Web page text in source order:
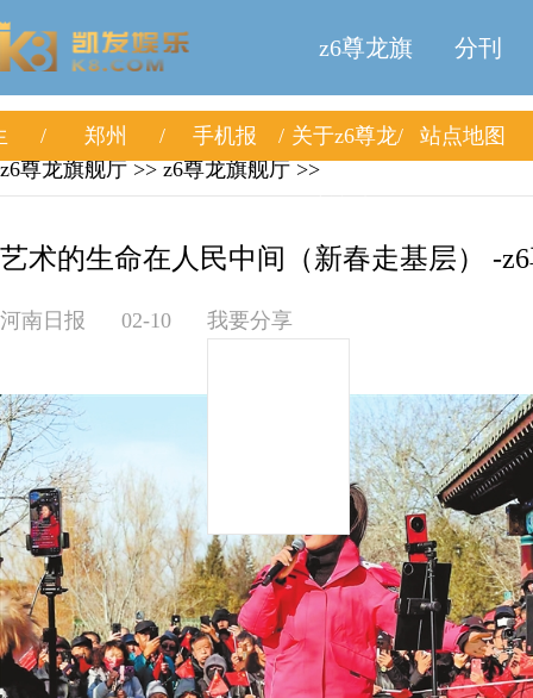
z6尊龙旗
舰厅
分刊
郑州 手机报 关于z6尊龙
站点地图
z6尊龙旗舰厅 >> z6尊龙旗舰厅 >>
艺术的生命在人民中间（新春走基层） -
河南日报 02-10 我要分享